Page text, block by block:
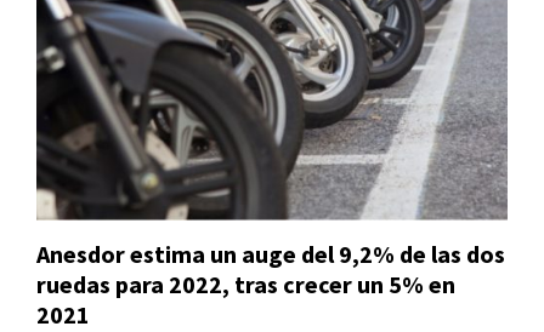
Anesdor estima un auge del 9,2% de las dos
ruedas para 2022, tras crecer un 5% en
2021